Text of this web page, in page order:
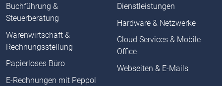
Buchführung &
Steuerberatung
Warenwirtschaft &
Rechnungsstellung
Papierloses Büro
E-Rechnungen mit Peppol
Dienstleistungen
Hardware & Netzwerke
Cloud Services & Mobile
Office
Webseiten & E-Mails